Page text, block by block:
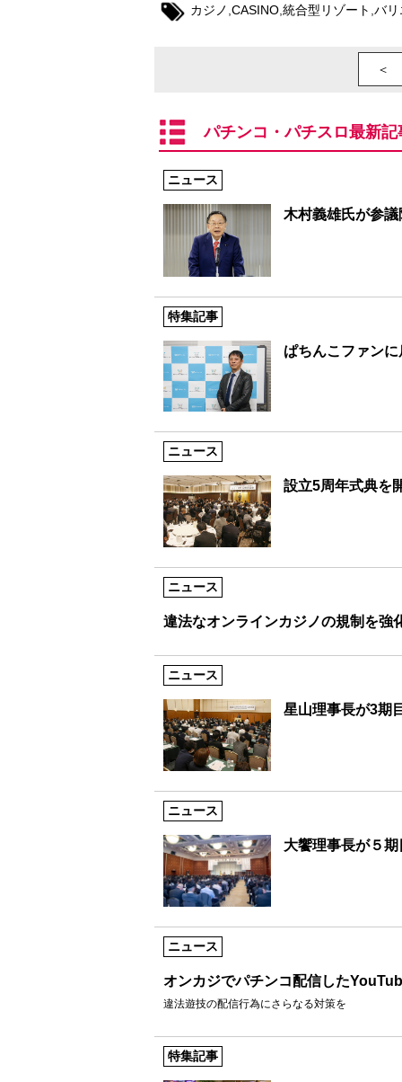
カジノ ,CASINO,統合型リゾート ,バリ
＜
パチンコ・パチスロ最新記
ニュース
木村義雄氏が参
特集記事
ぱちんこファン
ニュース
設立5周年式典を
ニュース
違法なオンラインカジノの規制を強
ニュース
星山理事長が3期
ニュース
大饗理事長が５
ニュース
オンカジでパチンコ配信した
違法遊技の配信行為にさらなる対策を
特集記事